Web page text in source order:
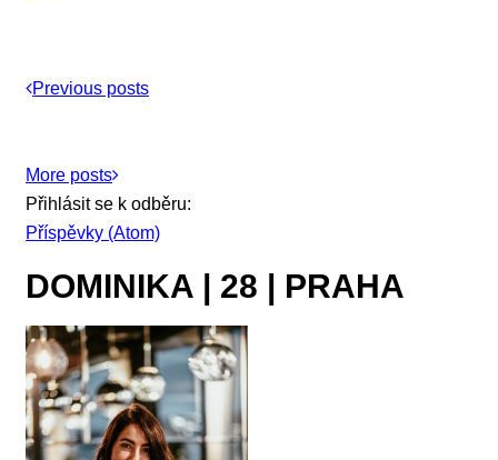
Previous posts
More posts
Přihlásit se k odběru:
Příspěvky (Atom)
DOMINIKA | 28 | PRAHA